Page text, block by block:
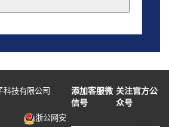
科技有限公司
添加客服微
信号
关注官方公
众号
浙公网安